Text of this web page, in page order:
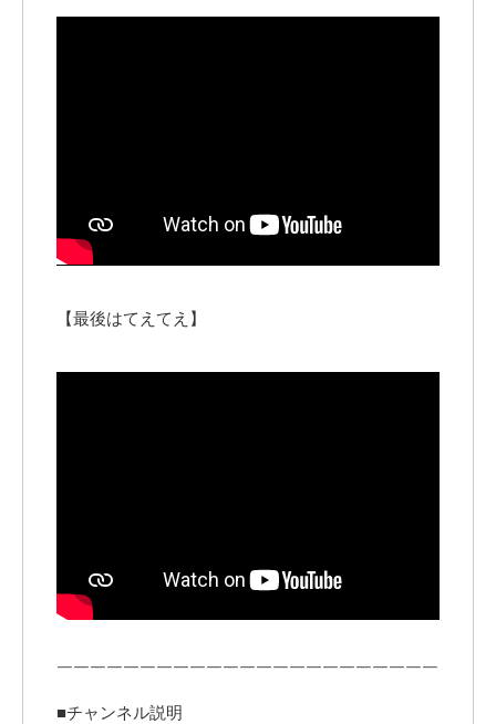
【最後はてえてえ】
￣￣￣￣￣￣￣￣￣￣￣￣￣￣￣￣￣￣￣￣￣￣￣
■チャンネル説明